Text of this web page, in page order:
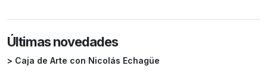
Últimas novedades
> Caja de Arte con Nicolás Echagüe